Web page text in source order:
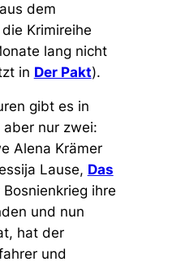
dem
Krimireihe
lang nicht
in Der Pakt).
gibt es in
aber nur zwei:
Alena Krämer
Lause, Das
Bosnienkrieg ihre
und nun
hat der
und